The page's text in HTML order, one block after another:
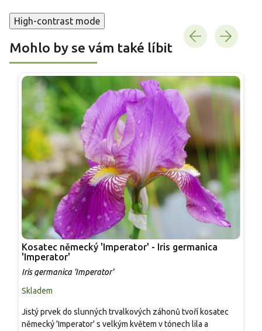
High-contrast mode
Mohlo by se vám také líbit
Kosatec německý 'Imperator' - Iris germanica
'Imperator'
Iris germanica 'Imperator'
Skladem
Jistý prvek do slunných trvalkových záhonů tvoří kosatec
německý 'Imperator' s velkým květem v tónech lila a